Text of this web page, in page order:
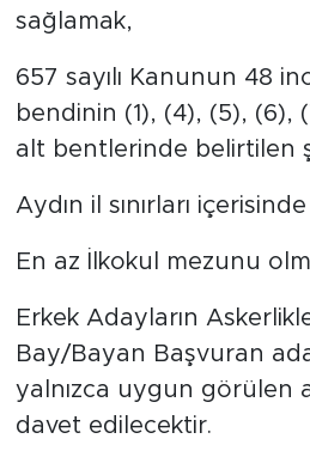
sağlamak,
657 sayılı Kanunun 48
bendinin (1), (4), (5), (6),
alt bentlerinde belirtilen
Aydın il sınırları
En az İlkokul mezunu
Erkek Adayların
Bay/Bayan Başvuran
yalnızca uygun görülen
davet edilecektir.